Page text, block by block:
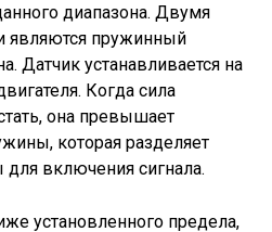
диапазона. Двумя
пружинный
Датчик устанавливается на
Когда сила
она превышает
которая разделяет
для включения сигнала.
установленного предела,